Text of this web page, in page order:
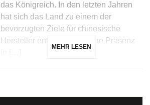
das Königreich. In den letzten Jahren
hat sich das Land zu einem der
bevorzugten Ziele für chinesische
Hersteller entwickelt, die ihre Präsenz
MEHR LESEN